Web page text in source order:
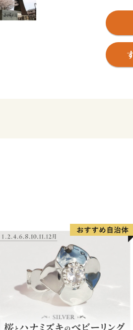
本さくら名所100選
また町内には、約６
した武将「堀尾吉晴
大口町には、史跡や
令和２年の住民ア